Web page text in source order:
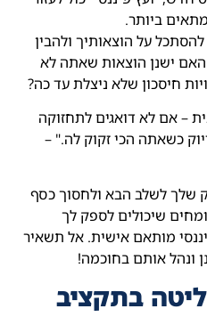
ביותר.
על הוצאותיך ולהבין
ישנן הוצאות שאתה לא
חיסכון שלא ניצלת עד כה?
– אם לא דואגים לתחזוקה
כשאתה הכי זקוק לה." –
לשלב הבא ולחסוך כסף
שיכולים לספק לך
מותאם אישית. אל תשאיר
ונהל אותם בחוכמה!
בתקציב